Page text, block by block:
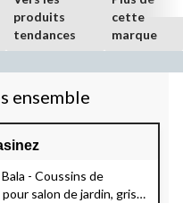
produits
tendances
cette
marque
ensemble
Bala - Coussins de
salon de jardin, gris,